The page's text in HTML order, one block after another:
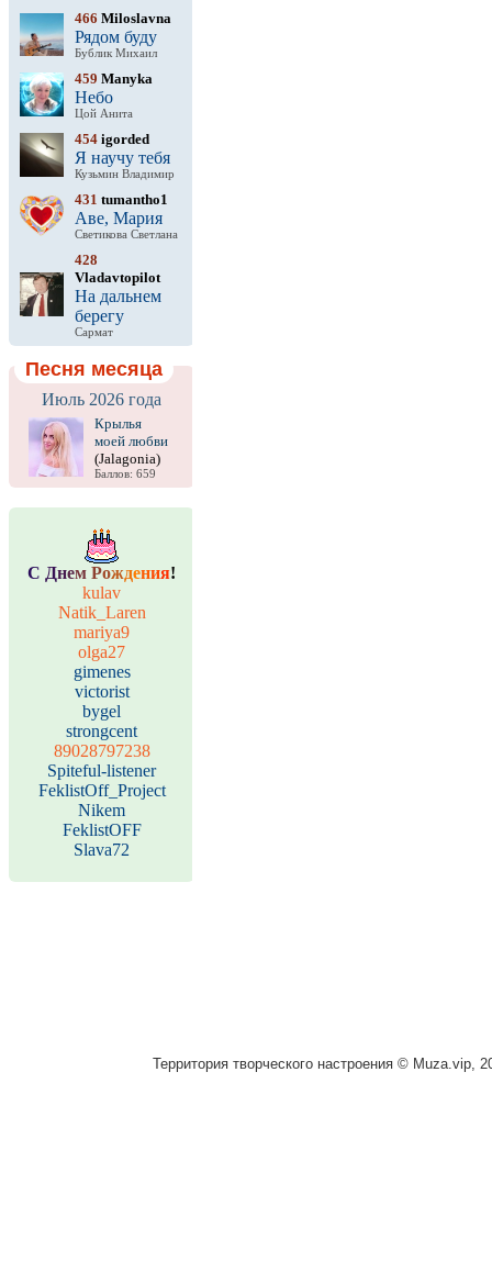
466 Miloslavna
Рядом буду
Бублик Михаил
459 Manyka
Небо
Цой Анита
454 igorded
Я научу тебя
Кузьмин Владимир
431 tumantho1
Аве, Мария
Светикова Светлана
428
Vladavtopilot
На дальнем
берегу
Сармат
Песня месяца
Июль 2026 года
Крылья
моей любви
(Jalagonia)
Баллов: 659
С Днем Рождения!
kulav
Natik_Laren
mariya9
olga27
gimenes
victorist
bygel
strongcent
89028797238
Spiteful-listener
FeklistOff_Project
Nikem
FeklistOFF
Slava72
Территория творческого настроения © Muza.vip,